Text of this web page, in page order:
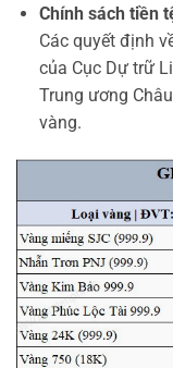
Chính sách tiền
Các quyết định
của Cục Dự trữ
Trung ương
vàng.